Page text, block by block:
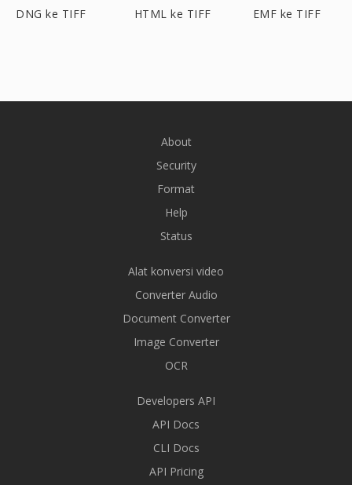
DNG ke TIFF HTML ke TIFF EMF ke TIFF
About
Security
Format
Help
Status
Alat konversi video
Converter Audio
Document Converter
Image Converter
OCR
Developers API
API Docs
CLI Docs
API Pricing